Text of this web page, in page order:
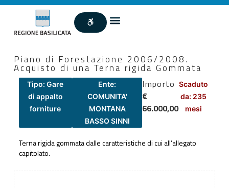
Piano di Forestazione 2006/2008.
Acquisto di una Terna rigida Gommata
Tipo: Gare
di appalto
forniture
Ente:
COMUNITA'
MONTANA
BASSO SINNI
Importo
€
66.000,00
Scaduto
da: 235
mesi
Terna rigida gommata dalle caratteristiche di cui all’allegato
capitolato.